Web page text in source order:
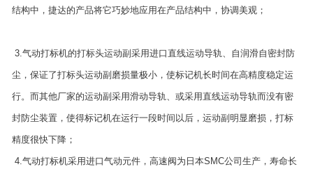
结构中，捷达的产品将它巧妙地应用在产品结构中，协调美观；
3.气动打标机的打标头运动副采用进口直线运动导轨、自润滑自密封防
尘，保证了打标头运动副磨损量极小，使标记机长时间在高精度稳定运
行。而其他厂家的运动副采用滑动导轨、或采用直线运动导轨而没有密
封防尘装置，使得标记机在运行一段时间以后，运动副明显磨损，打标
精度很快下降；
4.气动打标机采用进口气动元件，高速阀为日本SMC公司生产，寿命长